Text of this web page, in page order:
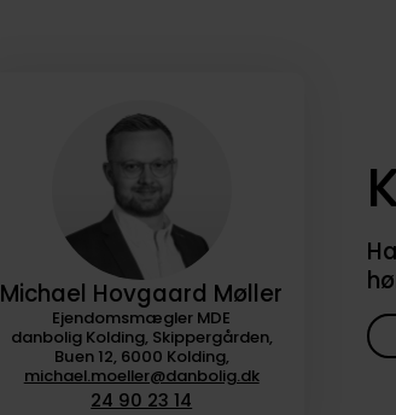
Michael Hovgaard Møller
Ejendomsmægler MDE
danbolig Kolding, Skippergården,
Buen 12, 6000 Kolding,
michael.moeller@danbolig.dk
24 90 23 14